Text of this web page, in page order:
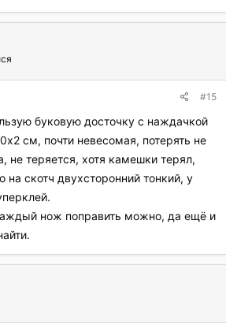
#15
буковую досточку с наждачкой
см, почти невесомая, потерять не
не теряется, хотя камешки терял,
скотч двухсторонний тонкий, у
нож поправить можно, да ещё и